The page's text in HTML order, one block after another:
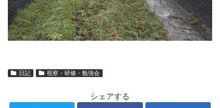
日記 視察・研修・勉強会
シェアする